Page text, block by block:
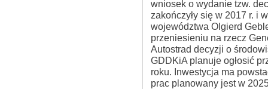
wniosek o wydanie tzw.
zakończyły się w 2017 r. i
województwa Olgierd
przeniesieniu na rzecz
Autostrad decyzji o
GDDKiA planuje ogłosić
roku. Inwestycja ma
prac planowany jest w